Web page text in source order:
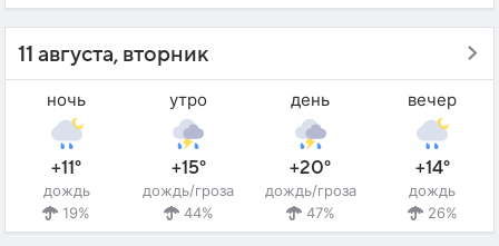
11 августа, вторник
ночь
+11°
дождь
19%
утро
+15°
дождь/гроза
44%
день
+20°
дождь/гроза
47%
вечер
+14°
дождь
26%